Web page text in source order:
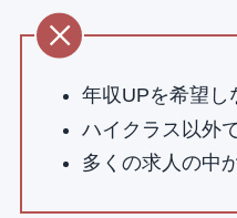
年収UPを希望し
ハイクラス以外
多くの求人の中